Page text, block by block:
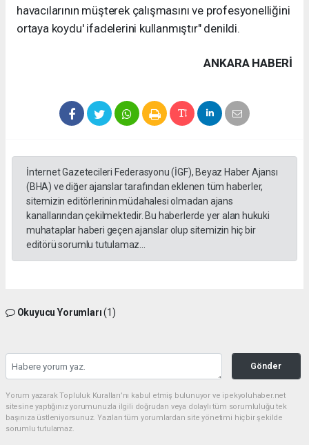
havacılarının müşterek çalışmasını ve profesyonelliğini
ortaya koydu' ifadelerini kullanmıştır" denildi.
ANKARA HABERİ
İnternet Gazetecileri Federasyonu (İGF), Beyaz Haber Ajansı
(BHA) ve diğer ajanslar tarafından eklenen tüm haberler,
sitemizin editörlerinin müdahalesi olmadan ajans
kanallarından çekilmektedir. Bu haberlerde yer alan hukuki
muhataplar haberi geçen ajanslar olup sitemizin hiç bir
editörü sorumlu tutulamaz...
Okuyucu Yorumları(1)
Gönder
Yorum yazarak Topluluk Kuralları’nı kabul etmiş bulunuyor ve ipekyoluhaber.net
sitesine yaptığınız yorumunuzla ilgili doğrudan veya dolaylı tüm sorumluluğu tek
başınıza üstleniyorsunuz. Yazılan tüm yorumlardan site yönetimi hiçbir şekilde
sorumlu tutulamaz.